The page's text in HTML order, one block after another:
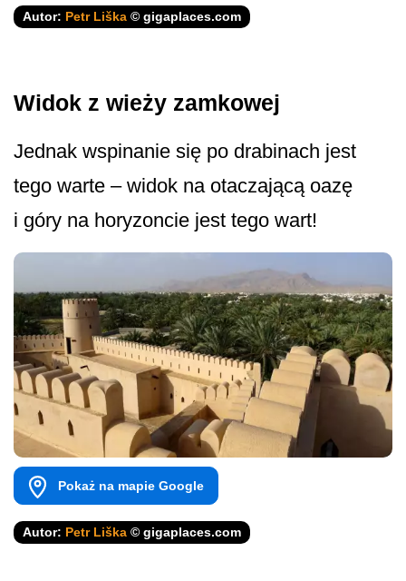
Autor: Petr Liška © gigaplaces.com
Widok z wieży zamkowej
Jednak wspinanie się po drabinach jest
tego warte – widok na otaczającą oazę
i góry na horyzoncie jest tego wart!
Pokaż na mapie Google
Autor: Petr Liška © gigaplaces.com